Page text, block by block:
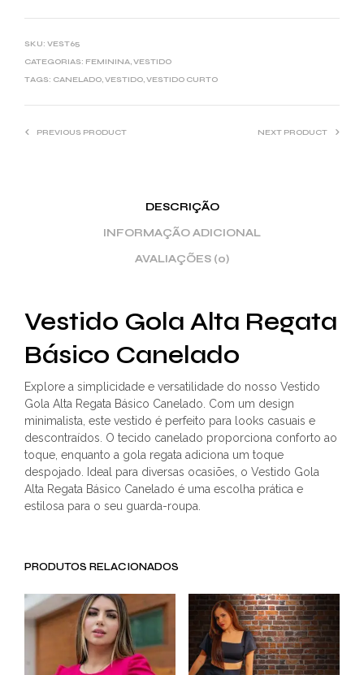
SKU: VEST65
CATEGORIAS: FEMININA,VESTIDO
TAGS: CANELADO,VESTIDO,VESTIDO CURTO
PREVIOUS PRODUCT NEXT PRODUCT
DESCRIÇÃO
INFORMAÇÃO ADICIONAL
AVALIAÇÕES (0)
Vestido Gola Alta Regata
Básico Canelado
Explore a simplicidade e versatilidade do nosso Vestido
Gola Alta Regata Básico Canelado. Com um design
minimalista, este vestido é perfeito para looks casuais e
descontraídos. O tecido canelado proporciona conforto ao
toque, enquanto a gola regata adiciona um toque
despojado. Ideal para diversas ocasiões, o Vestido Gola
Alta Regata Básico Canelado é uma escolha prática e
estilosa para o seu guarda-roupa.
PRODUTOS RELACIONADOS